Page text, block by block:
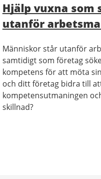
Hjälp vuxna som
utanför
Människor står utanför
samtidigt som företag
kompetens för att möta
och ditt företag bidra till
kompetensutmaningen
skillnad?